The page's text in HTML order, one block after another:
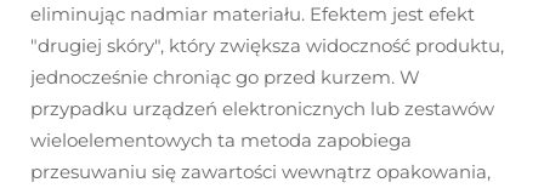
eliminując nadmiar materiału. Efektem jest efekt
"drugiej skóry", który zwiększa widoczność produktu,
jednocześnie chroniąc go przed kurzem. W
przypadku urządzeń elektronicznych lub zestawów
wieloelementowych ta metoda zapobiega
przesuwaniu się zawartości wewnątrz opakowania,